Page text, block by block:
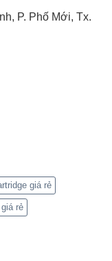
P. Phố Mới, Tx.
giá rẻ
rẻ